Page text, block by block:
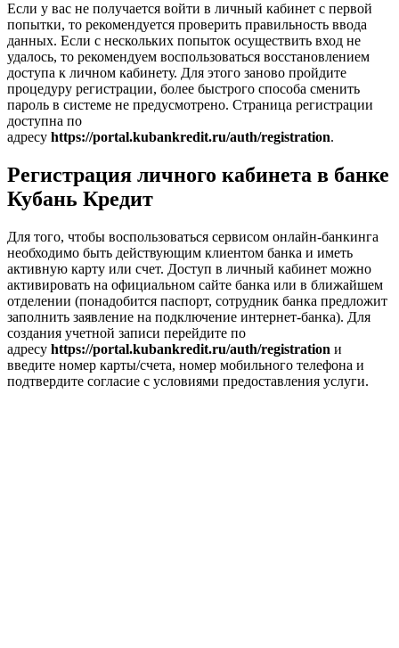
Если у вас не получается войти в личный кабинет с первой
попытки, то рекомендуется проверить правильность ввода
данных. Если с нескольких попыток осуществить вход не
удалось, то рекомендуем воспользоваться восстановлением
доступа к личном кабинету. Для этого заново пройдите
процедуру регистрации, более быстрого способа сменить
пароль в системе не предусмотрено. Страница регистрации
доступна по
адресу https://portal.kubankredit.ru/auth/registration.
Регистрация личного кабинета в банке
Кубань Кредит
Для того, чтобы воспользоваться сервисом онлайн-банкинга
необходимо быть действующим клиентом банка и иметь
активную карту или счет. Доступ в личный кабинет можно
активировать на официальном сайте банка или в ближайшем
отделении (понадобится паспорт, сотрудник банка предложит
заполнить заявление на подключение интернет-банка). Для
создания учетной записи перейдите по
адресу https://portal.kubankredit.ru/auth/registration и
введите номер карты/счета, номер мобильного телефона и
подтвердите согласие с условиями предоставления услуги.